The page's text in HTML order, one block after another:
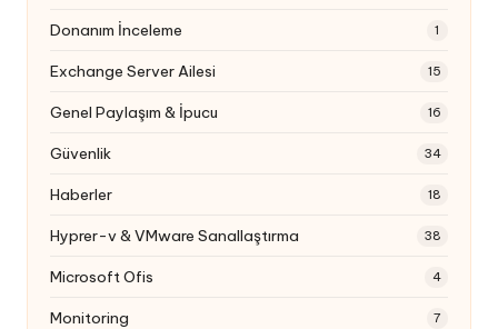
Donanım İnceleme 1
Exchange Server Ailesi 15
Genel Paylaşım & İpucu 16
Güvenlik 34
Haberler 18
Hyprer-v & VMware Sanallaştırma 38
Microsoft Ofis 4
Monitoring 7